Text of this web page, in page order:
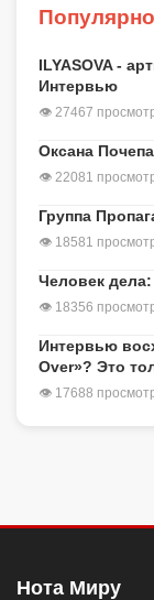
ILYASOVA -
Интервью
👁 27467
Оксана
👁 22081
Группа
👁 18581
Человек
👁 18356
Интервью
Over»? Это
👁 17688
Нота Миру